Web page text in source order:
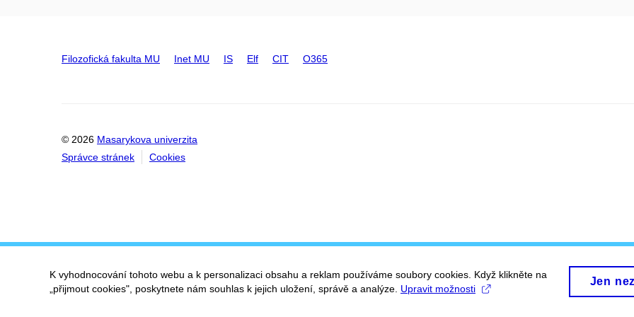
Filozofická fakulta MU Inet MU IS Elf CIT O365
© 2026 Masarykova univerzita
Správce stránek
Cookies
K vyhodnocování tohoto webu a k personalizaci obsahu a reklam používáme soubory cookies. Když klikněte na
„přijmout cookies", poskytnete nám souhlas k jejich uložení, správě a analýze. Upravit možnosti
Jen